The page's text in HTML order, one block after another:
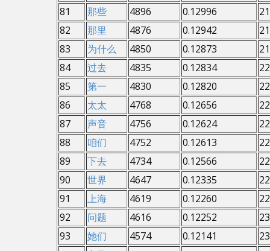
81
那些 4896 0.12996
82
那里 4876 0.12942
83
为什么 4850 0.12873
84
过去 4835 0.12834
85
第一 4830 0.12820
86
太太 4768 0.12656
87
声音 4756 0.12624
88
咱们 4752 0.12613
89
下去 4734 0.12566
90
世界 4647 0.12335
91
上海 4619 0.12260
92
问题 4616 0.12252
93
她们 4574 0.12141